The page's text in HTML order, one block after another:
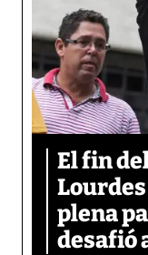
El fin
plena
desafió